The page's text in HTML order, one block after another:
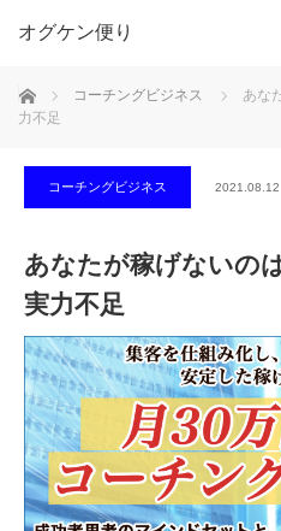
オグケン便り
ホーム コーチングビジネス
あな
力不足
コーチングビジネス 2021.08.12
あなたが稼げないの
実力不足